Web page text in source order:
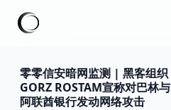
零零信安暗网监测 | 黑客组织
GORZ ROSTAM宣称对巴林与
阿联酋银行发动网络攻击